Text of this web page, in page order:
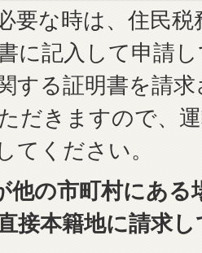
要な時は、住民
に記入して申請
する証明書を請
だきますので、
てください。
他の市町村にある
接本籍地に請求